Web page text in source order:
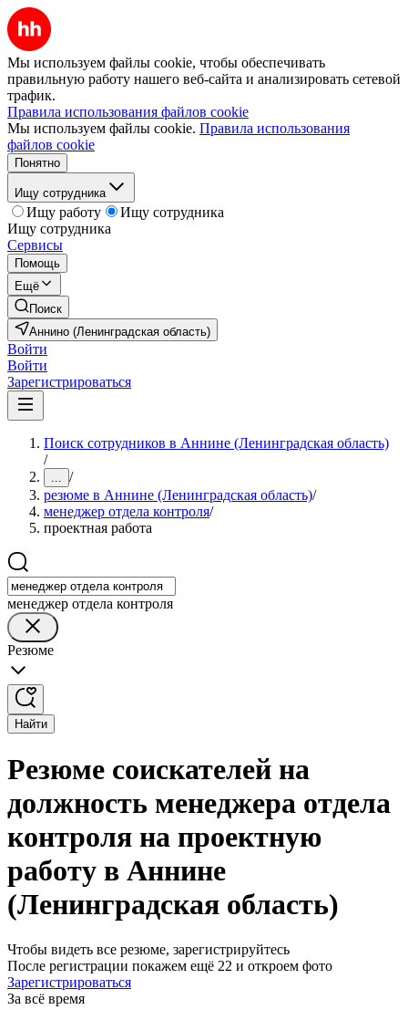
Мы используем файлы cookie, чтобы обеспечивать
правильную работу нашего веб-сайта и анализировать сетевой
трафик.
Правила использования файлов cookie
Мы используем файлы cookie. Правила использования
файлов cookie
Понятно
Ищу сотрудника
Ищу работу
Ищу сотрудника
Ищу сотрудника
Сервисы
Помощь
Ещё
Поиск
Аннино (Ленинградская область)
Войти
Войти
Зарегистрироваться
Поиск сотрудников в Аннине (Ленинградская область)
/
... /
резюме в Аннине (Ленинградская область)/
менеджер отдела контроля/
проектная работа
менеджер отдела контроля
Резюме
Найти
Резюме соискателей на
должность менеджера отдела
контроля на проектную
работу в Аннине
(Ленинградская область)
Чтобы видеть все резюме, зарегистрируйтесь
После регистрации покажем ещё 22 и откроем фото
Зарегистрироваться
За всё время